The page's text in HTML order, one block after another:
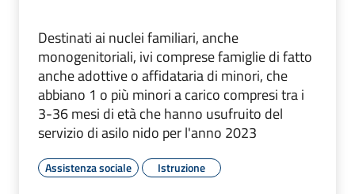
Destinati ai nuclei familiari, anche
monogenitoriali, ivi comprese famiglie di fatto
anche adottive o affidataria di minori, che
abbiano 1 o più minori a carico compresi tra i
3-36 mesi di età che hanno usufruito del
servizio di asilo nido per l'anno 2023
Assistenza sociale Istruzione